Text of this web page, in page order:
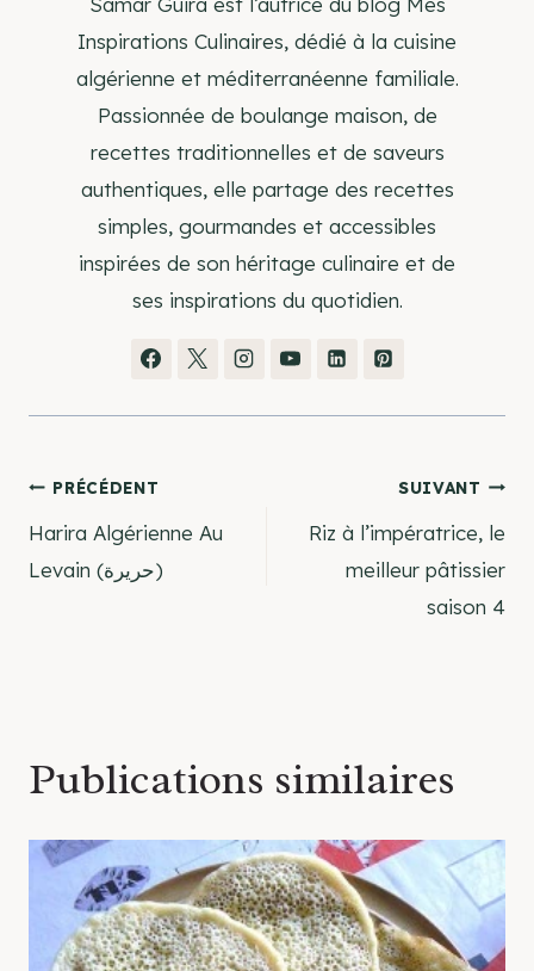
Inspirations Culinaires, dédié à la cuisine
algérienne et méditerranéenne familiale.
Passionnée de boulange maison, de
recettes traditionnelles et de saveurs
authentiques, elle partage des recettes
simples, gourmandes et accessibles
inspirées de son héritage culinaire et de
ses inspirations du quotidien.
Navigation
de
PRÉCÉDENT
Harira Algérienne Au
Levain (حريرة)
SUIVANT
Riz à l’impératrice, le
meilleur pâtissier
saison 4
Publications similaires